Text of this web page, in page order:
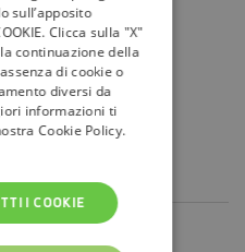
mytivù
Sei un editore?
sull’apposito
Clicca sulla "X"
continuazione della
di cookie o
diversi da
informazioni ti
Cookie Policy.
I COOKIE